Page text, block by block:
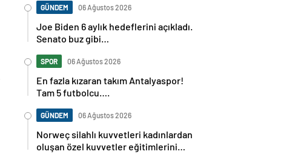
GÜNDEM 06 Ağustos 2026
Joe Biden 6 aylık hedeflerini açıkladı.
Senato buz gibi…
SPOR 06 Ağustos 2026
En fazla kızaran takım Antalyaspor!
Tam 5 futbolcu….
GÜNDEM 06 Ağustos 2026
Norweç silahlı kuvvetleri kadınlardan
oluşan özel kuvvetler eğitimlerini